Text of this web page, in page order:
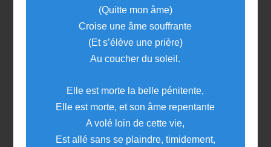
(Quitte mon âme)
Croise une âme souffrante
(Et s’élève une prière)
Au coucher du soleil.
Elle est morte la belle pénitente,
Elle est morte, et son âme repentante
A volé loin de cette vie,
Est allé sans se plaindre, timidement,